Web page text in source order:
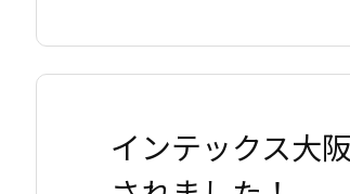
インテックス大